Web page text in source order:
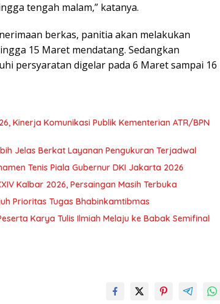
tengah malam,” katanya.
berkas, panitia akan melakukan
15 Maret mendatang. Sedangkan
persyaratan digelar pada 6 Maret sampai 16
Kinerja Komunikasi Publik Kementerian ATR/BPN
Jelas Berkat Layanan Pengukuran Terjadwal
Tenis Piala Gubernur DKI Jakarta 2026
Kalbar 2026, Persaingan Masih Terbuka
Prioritas Tugas Bhabinkamtibmas
Karya Tulis Ilmiah Melaju ke Babak Semifinal